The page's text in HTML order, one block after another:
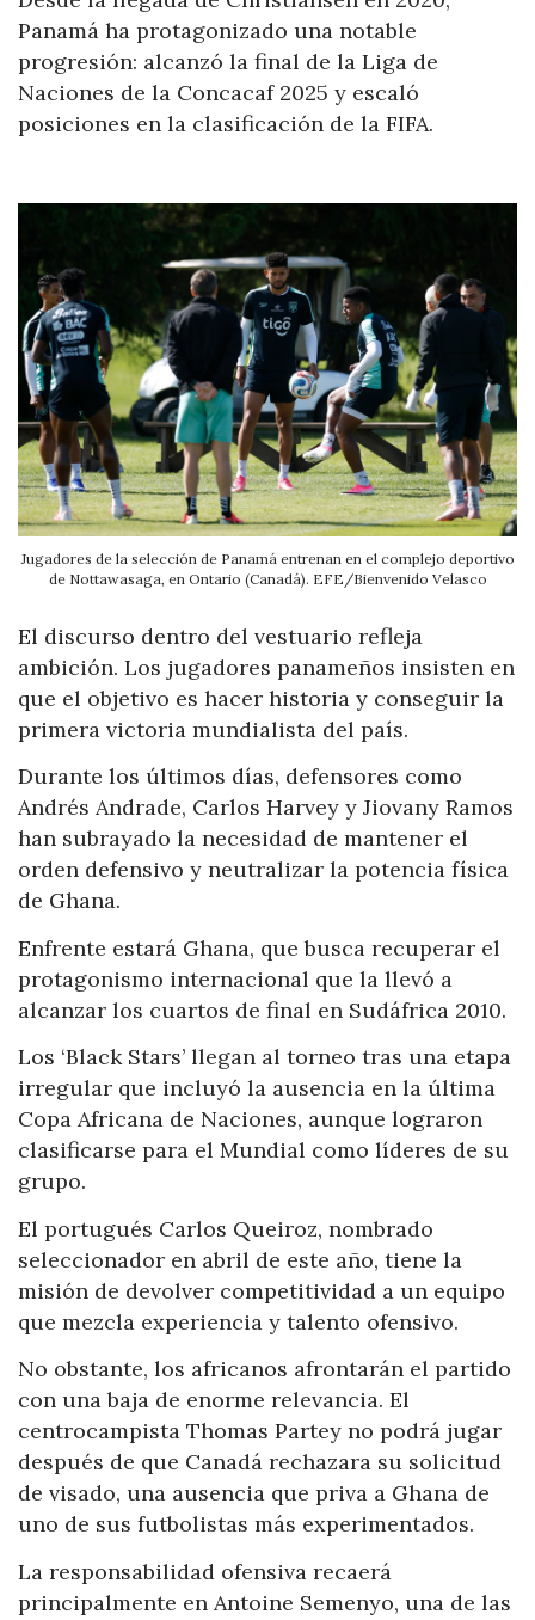
Panamá ha protagonizado una notable
progresión: alcanzó la final de la Liga de
Naciones de la Concacaf 2025 y escaló
posiciones en la clasificación de la FIFA.
Jugadores de la selección de Panamá entrenan en el complejo deportivo
de Nottawasaga, en Ontario (Canadá). EFE/Bienvenido Velasco
El discurso dentro del vestuario refleja
ambición. Los jugadores panameños insisten en
que el objetivo es hacer historia y conseguir la
primera victoria mundialista del país.
Durante los últimos días, defensores como
Andrés Andrade, Carlos Harvey y Jiovany Ramos
han subrayado la necesidad de mantener el
orden defensivo y neutralizar la potencia física
de Ghana.
Enfrente estará Ghana, que busca recuperar el
protagonismo internacional que la llevó a
alcanzar los cuartos de final en Sudáfrica 2010.
Los ‘Black Stars’ llegan al torneo tras una etapa
irregular que incluyó la ausencia en la última
Copa Africana de Naciones, aunque lograron
clasificarse para el Mundial como líderes de su
grupo.
El portugués Carlos Queiroz, nombrado
seleccionador en abril de este año, tiene la
misión de devolver competitividad a un equipo
que mezcla experiencia y talento ofensivo.
No obstante, los africanos afrontarán el partido
con una baja de enorme relevancia. El
centrocampista Thomas Partey no podrá jugar
después de que Canadá rechazara su solicitud
de visado, una ausencia que priva a Ghana de
uno de sus futbolistas más experimentados.
La responsabilidad ofensiva recaerá
principalmente en Antoine Semenyo, una de las